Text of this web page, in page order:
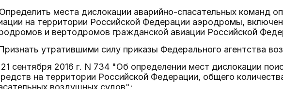
места дислокации аварийно-спасательных команд
на территории Российской Федерации аэродромы,
и вертодромов гражданской авиации Российской
утратившими силу приказы Федерального агентства
сентября 2016 г. N 734 "Об определении мест дислокации
на территории Российской Федерации, общего
воздушных судов";